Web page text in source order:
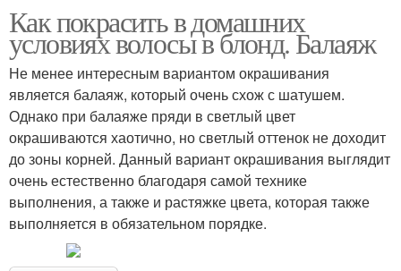
Как покрасить в домашних
условиях волосы в блонд. Балаяж
Не менее интересным вариантом окрашивания
является балаяж, который очень схож с шатушем.
Однако при балаяже пряди в светлый цвет
окрашиваются хаотично, но светлый оттенок не доходит
до зоны корней. Данный вариант окрашивания выглядит
очень естественно благодаря самой технике
выполнения, а также и растяжке цвета, которая также
выполняется в обязательном порядке.